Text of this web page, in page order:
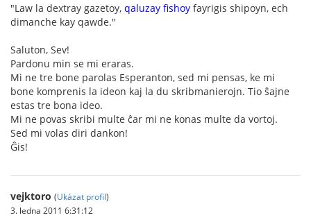
"Law la dextray gazetoy, qaluzay fishoy fayrigis shipoyn, ech
dimanche kay qawde."
Saluton, Sev!
Pardonu min se mi eraras.
Mi ne tre bone parolas Esperanton, sed mi pensas, ke mi
bone komprenis la ideon kaj la du skribmanierojn. Tio ŝajne
estas tre bona ideo.
Mi ne povas skribi multe ĉar mi ne konas multe da vortoj.
Sed mi volas diri dankon!
Ĝis!
vejktoro (Ukázat profil)
3. ledna 2011 6:31:12